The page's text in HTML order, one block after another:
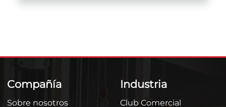
Compañía
Sobre nosotros
Industria
Club Comercial